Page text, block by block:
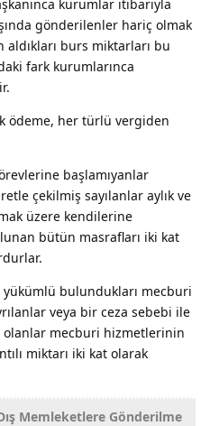
kurumlar itibarıyla
gönderilenler hariç olmak
burs miktarları bu
fark kurumlarınca
ödeme, her türlü vergiden
başlamıyanlar
çekilmiş sayılanlar aylık ve
üzere kendilerine
bütün masrafları iki kat
yükümlü bulundukları mecburi
veya bir ceza sebebi ile
olanlar mecburi hizmetlerinin
miktarı iki kat olarak
Memleketlere Gönderilme